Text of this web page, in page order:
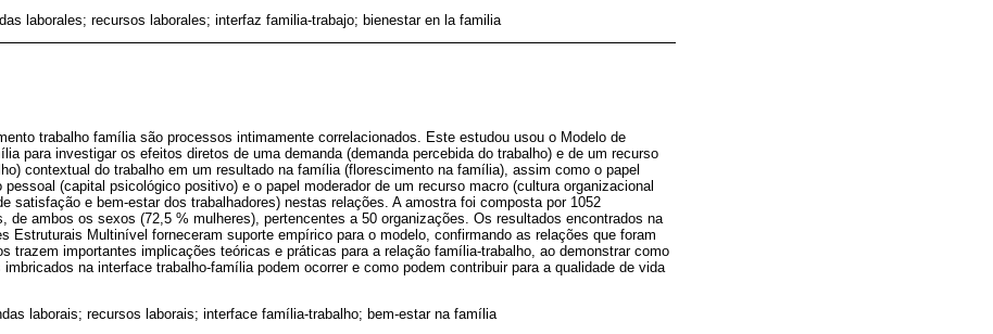
laborales; recursos laborales; interfaz familia-trabajo; bienestar en la familia
trabalho família são processos intimamente correlacionados. Este estudou usou o Modelo de
para investigar os efeitos diretos de uma demanda (demanda percebida do trabalho) e de um recurso
contextual do trabalho em um resultado na família (florescimento na família), assim como o papel
pessoal (capital psicológico positivo) e o papel moderador de um recurso macro (cultura organizacional
satisfação e bem-estar dos trabalhadores) nestas relações. A amostra foi composta por 1052
de ambos os sexos (72,5 % mulheres), pertencentes a 50 organizações. Os resultados encontrados na
Estruturais Multinível forneceram suporte empírico para o modelo, confirmando as relações que foram
trazem importantes implicações teóricas e práticas para a relação família-trabalho, ao demonstrar como
na interface trabalho-família podem ocorrer e como podem contribuir para a qualidade de vida
laborais; recursos laborais; interface família-trabalho; bem-estar na família